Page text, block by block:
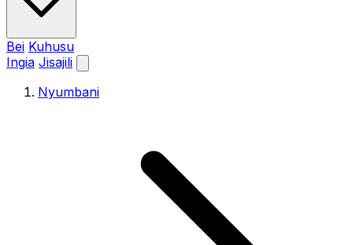
Bei Kuhusu
Ingia Jisajili
Nyumbani